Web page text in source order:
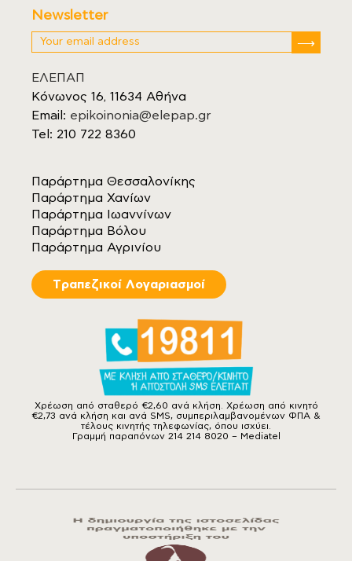
Newsletter
ΕΛΕΠΑΠ
Κόνωνος 16, 11634 Αθήνα
Email: epikoinonia@elepap.gr
Tel: 210 722 8360
Παράρτημα Θεσσαλονίκης
Παράρτημα Χανίων
Παράρτημα Ιωαννίνων
Παράρτημα Βόλου
Παράρτημα Αγρινίου
Tραπεζικοί Λογαριασμοί
Χρέωση από σταθερό €2,60 ανά κλήση. Χρέωση από κινητό
€2,73 ανά κλήση και ανά SMS, συμπεριλαμβανομένων ΦΠΑ &
τέλους κινητής τηλεφωνίας, όπου ισχύει.
Γραμμή παραπόνων 214 214 8020 – Mediatel